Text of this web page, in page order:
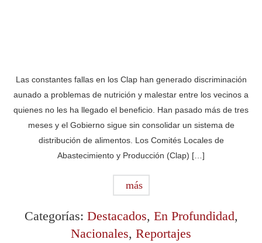
Las constantes fallas en los Clap han generado discriminación
aunado a problemas de nutrición y malestar entre los vecinos a
quienes no les ha llegado el beneficio. Han pasado más de tres
meses y el Gobierno sigue sin consolidar un sistema de
distribución de alimentos. Los Comités Locales de
Abastecimiento y Producción (Clap) […]
más
Categorías: Destacados, En Profundidad,
Nacionales, Reportajes